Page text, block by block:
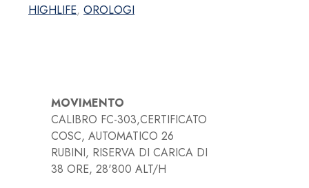
303G3NH6B
quantità
HIGHLIFE, OROLOGI
MOVIMENTO
CALIBRO FC-303,CERTIFICATO
COSC, AUTOMATICO 26
RUBINI, RISERVA DI CARICA DI
38 ORE, 28'800 ALT/H